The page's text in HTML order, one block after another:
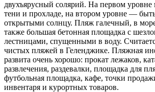
двухъярусный солярий. На первом
тени и прохладе, на втором уровне —
открытыми солнцу. Пляж галечный, в
также большая бетонная площадка с
лестницами, спущенными в воду.
чистых пляжей в Геленджике. Пляжная
развита очень хорошо: прокат лежаков,
развлечения, раздевалки, площадка для
футбольная площадка, кафе, точки
инвентаря и курортных товаров.